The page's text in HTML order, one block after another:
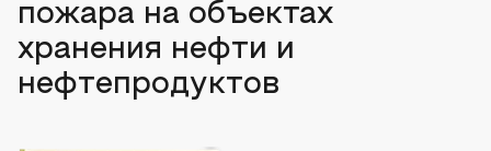
пожара на объектах
хранения нефти и
нефтепродуктов